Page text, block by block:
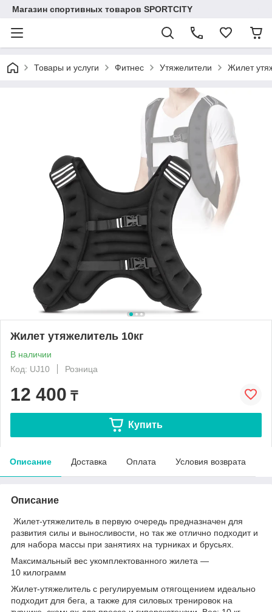
Магазин спортивных товаров SPORTCITY
Товары и услуги Фитнес Утяжелители Жилет
Жилет утяжелитель 10кг
В наличии
Код: UJ10
Розница
12 400 ₸
Купить
Описание Доставка Оплата Условия возврата
Описание
Жилет-утяжелитель в первую очередь предназначен для
развития силы и выносливости, но так же отлично подходит и
для набора массы при занятиях на турниках и брусьях.
Максимальный вес укомплектованного жилета ―
10 килограмм
Жилет-утяжелитель с регулируемым отягощением идеально
подходит для бега, а также для силовых тренировок на